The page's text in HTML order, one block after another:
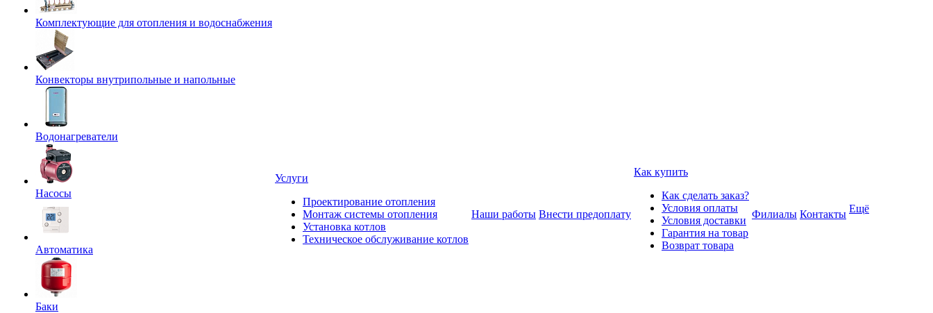
Комплектующие для отопления и водоснабжения
Конвекторы внутрипольные и напольные
Водонагреватели
Насосы
Автоматика
Баки
Услуги
Проектирование отопления
Монтаж системы отопления
Установка котлов
Техническое обслуживание котлов
Наши работы Внести предоплату
Как купить
Как сделать заказ?
Условия оплаты
Условия доставки
Гарантия на товар
Возврат товара
Филиалы Контакты Ещё